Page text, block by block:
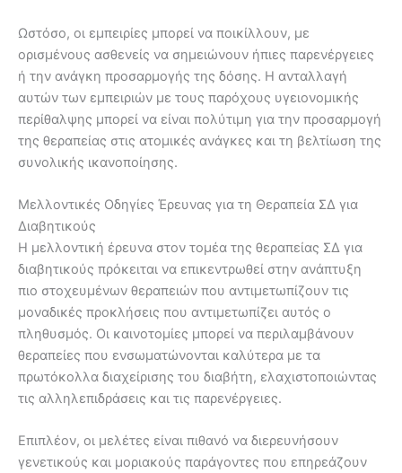
Ωστόσο, οι εμπειρίες μπορεί να ποικίλλουν, με
ορισμένους ασθενείς να σημειώνουν ήπιες παρενέργειες
ή την ανάγκη προσαρμογής της δόσης. Η ανταλλαγή
αυτών των εμπειριών με τους παρόχους υγειονομικής
περίθαλψης μπορεί να είναι πολύτιμη για την προσαρμογή
της θεραπείας στις ατομικές ανάγκες και τη βελτίωση της
συνολικής ικανοποίησης.
Μελλοντικές Οδηγίες Έρευνας για τη Θεραπεία ΣΔ για
Διαβητικούς
Η μελλοντική έρευνα στον τομέα της θεραπείας ΣΔ για
διαβητικούς πρόκειται να επικεντρωθεί στην ανάπτυξη
πιο στοχευμένων θεραπειών που αντιμετωπίζουν τις
μοναδικές προκλήσεις που αντιμετωπίζει αυτός ο
πληθυσμός. Οι καινοτομίες μπορεί να περιλαμβάνουν
θεραπείες που ενσωματώνονται καλύτερα με τα
πρωτόκολλα διαχείρισης του διαβήτη, ελαχιστοποιώντας
τις αλληλεπιδράσεις και τις παρενέργειες.
Επιπλέον, οι μελέτες είναι πιθανό να διερευνήσουν
γενετικούς και μοριακούς παράγοντες που επηρεάζουν